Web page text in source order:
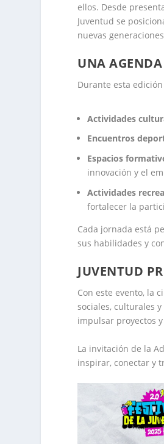
ellos. Desde
Juventud se
nuevas
UNA AGENDA
Durante esta
Actividades
Encuentros
Espacios
innovación y el
Actividades
fortalecer la
Cada jornada está
sus habilidades y
JUVENTUD
Con este evento, la
sociales, culturales
impulsar proyectos
La invitación de la
inspirar, conectar y